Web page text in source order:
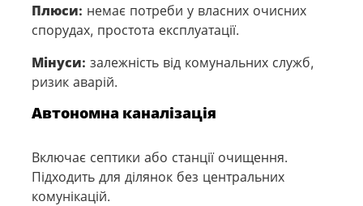
Плюси: немає потреби у власних очисних
спорудах, простота експлуатації.
Мінуси: залежність від комунальних служб,
ризик аварій.
Автономна каналізація
Включає септики або станції очищення.
Підходить для ділянок без центральних
комунікацій.